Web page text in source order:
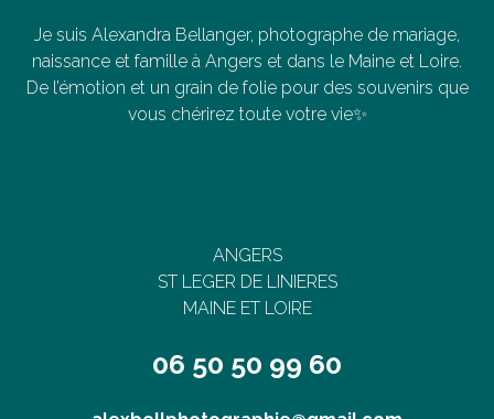
Je suis Alexandra Bellanger, photographe de mariage,
naissance et famille à Angers et dans le Maine et Loire.
De l’émotion et un grain de folie pour des souvenirs que
vous chérirez toute votre vie✨
ANGERS
ST LEGER DE LINIERES
MAINE ET LOIRE
06 50 50 99 60